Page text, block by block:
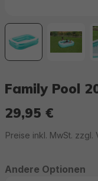
Family Pool
29,95 €
Preise inkl. MwSt. zzgl.
Andere Optionen